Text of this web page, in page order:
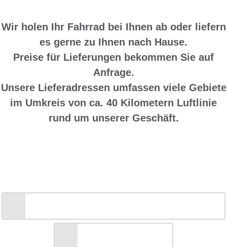
Wir holen Ihr Fahrrad bei Ihnen ab oder liefern
es gerne zu Ihnen nach Hause.
Preise für Lieferungen bekommen Sie auf
Anfrage.
Unsere Lieferadressen umfassen viele Gebiete
im Umkreis von ca. 40 Kilometern Luftlinie
rund um unserer Geschäft.